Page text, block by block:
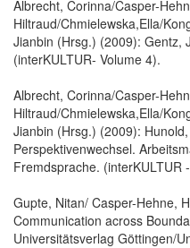
Albrecht, Corinna/Casper-
Hiltraud/Chmielewska,Ella/
Jianbin (Hrsg.) (2009): Gentz,
(interKULTUR- Volume 4).
Albrecht, Corinna/Casper-
Hiltraud/Chmielewska,Ella/
Jianbin (Hrsg.) (2009):
Perspektivenwechsel.
Fremdsprache. (interKULTUR
Gupte, Nitan/ Casper-Hehne,
Communication across
Universitätsverlag Göttingen/